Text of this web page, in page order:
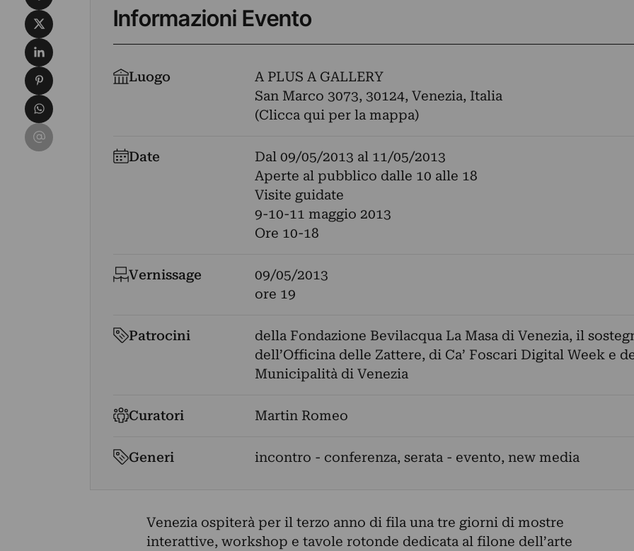
Informazioni Evento
Luogo
A PLUS A GALLERY
San Marco 3073, 30124, Venezia, Italia
(Clicca qui per la mappa)
Date Dal 09/05/2013 al 11/05/2013
Aperte al pubblico dalle 10 alle 18
Visite guidate
9-10-11 maggio 2013
Ore 10-18
Vernissage
09/05/2013
ore 19
Patrocini
della Fondazione Bevilacqua La Masa di Venezia, il
dell’Officina delle Zattere, di Ca’ Foscari Digital Week e
Municipalità di Venezia
Curatori Martin Romeo
Generi incontro - conferenza, serata - evento, new media
Venezia ospiterà per il terzo anno di fila una tre giorni di mostre
interattive, workshop e tavole rotonde dedicata al filone dell’arte
Condividi su X
Condividi su LinkedIn
Condividi su Pinterest
Condividi su WhatsApp
Condividi su Email